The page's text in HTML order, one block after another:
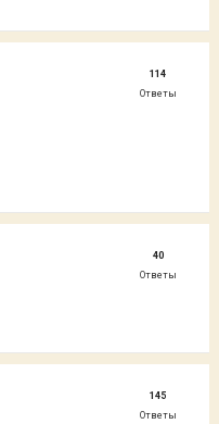
114
Ответы
40
Ответы
145
Ответы